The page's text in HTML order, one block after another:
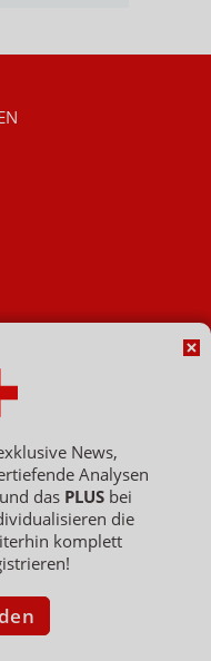
ist ein Dienst der ELPATO
/ Amtsgericht Berlin
News,
Analysen
das PLUS bei
die
komplett